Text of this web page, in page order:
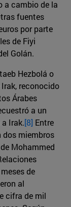
a cambio de la
fuentes
por parte
de Fiyi
Golán.
Hezbolá o
reconocido
Árabes
a un
Irak.[8] Entre
dos miembros
Mohammed
de
al
cifra de mil